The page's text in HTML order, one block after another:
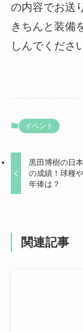
の内容でお送
きちんと装備
しんでくださ
イベント
黒田博樹の日
の成績！球種
年俸は？
関連記事